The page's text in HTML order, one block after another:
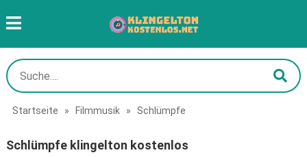
Startseite » Filmmusik » Schlümpfe
Schlümpfe klingelton kostenlos